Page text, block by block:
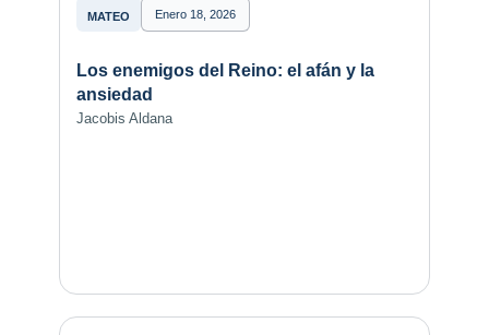
MATEO Enero 18, 2026
Los enemigos del Reino: el afán y la
ansiedad
Jacobis Aldana